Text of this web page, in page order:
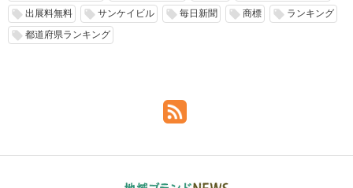
local_offer 出展料無料 local_offer サンケイビル local_offer 毎日新聞 local_offer 商標 local_offer ランキング
local_offer 都道府県ランキング